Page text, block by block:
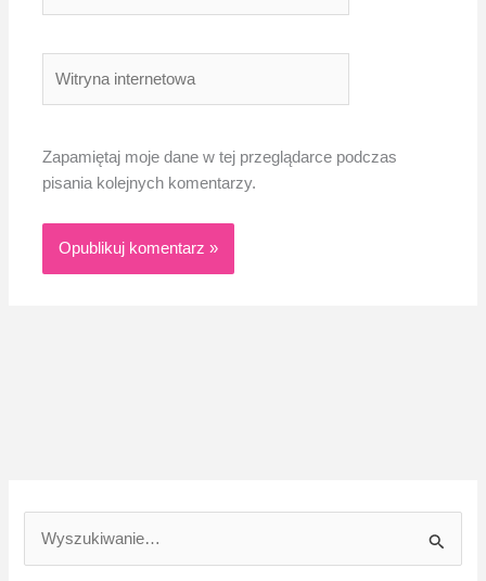
internetowa
Zapamiętaj moje dane w tej przeglądarce podczas
pisania kolejnych komentarzy.